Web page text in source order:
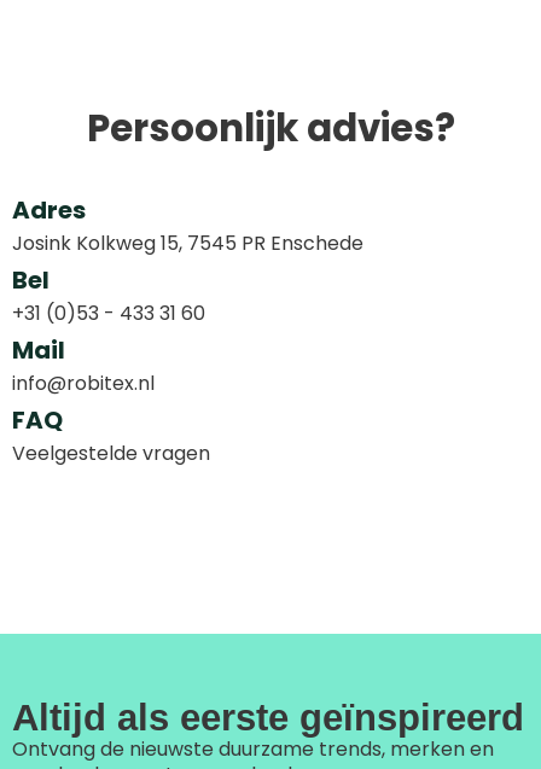
Persoonlijk advies?
Adres
Josink Kolkweg 15, 7545 PR Enschede
Bel
+31 (0)53 - 433 31 60
Mail
info@robitex.nl
FAQ
Veelgestelde vragen
Altijd als eerste geïnspireerd
Ontvang de nieuwste duurzame trends, merken en